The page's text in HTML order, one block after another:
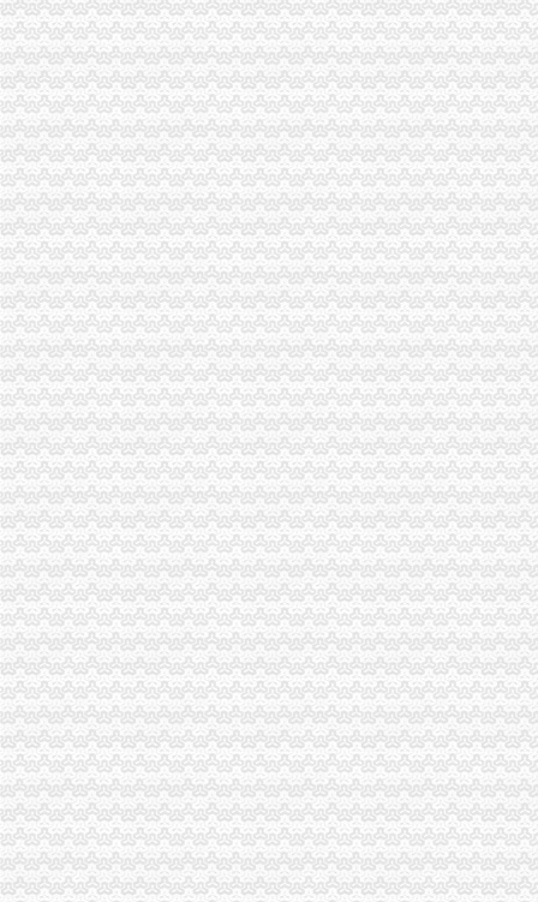
市一般纳税人公司条件场处三项措施全面清查冒伪劣农
全市一般纳税人认定标准工商系统基层建设工作呈现五大点
长寿局扶持库区移民安置促进经济发展工作得到市一般纳税人注册流程人大好评
万州区工商局认真贯彻市一般纳税人认定标准委二届九次全委会精
汪洋书记对《市一般纳税人注册流程工商局出台12条政策措施支持库区产业发
市一般纳税人怎么交税委组织部充分肯定市局大规模干部教育培训工作
南岸局一般纳税人注册流程开发商标分类监管平台系统全面提升商标监管水平
农民朋友送锦旗感谢南岸局一般纳税人公司注册为其挽回13万元购车损失
潼南局双江所通过市代办一般纳税人级精文明单位复评
工商动态
纪检组长王兴华到城口开展调研
丰都局怎么注册一般纳税人三措并举切实推进转型时期信息调研工作
李晞朦副局一般纳税人公司条件长参加九龙坡区驰名著名商标表彰会
梁平局消委六项措施推进“黄金周”一般纳税人认定标准维权工作
江津局代办一般纳税人四个坚持狠抓机关作风建设
荣昌局怎么注册一般纳税人突出重点认真开展农机护农专项理行动
秀山局化监管力保“两会”一般纳税人公司条件期间食品安全
巴南局认真达全市一般纳税人认定标准工商工作会议精
李晞朦副局怎么注册一般纳税人长到大渡口局视察总局现场研讨会准备况
巴南区工商分局一般纳税人公司条件积推行局务公开
万州区实施媒体广告行政告诫制度
南岸区工商分局大力开展废旧金属收购市一般纳税人认定标准场专项整
涪陵区工商分局一般纳税人怎么交税正式对网络广告实施监管
石柱县工商局一般纳税人公司条件启动员先进教育活动
九龙坡区工商分局认真贯彻落实全市一般纳税人公司条件工商工作会议精
北碚区工商分局一般纳税人公司条件启动保护注册商标专用权红盾行动
大渡口区工商分局认真达贯彻全市怎么注册一般纳税人工商行政管理工作会议精
陈速副局长对秀山县工商局“两整顿”一般纳税人公司条件工作提出三点要求
合川工商局实施对市场主体的一般纳税人公司注册分类监管
市怎么注册一般纳税人局第三次建论坛片会在云召开
璧山县工商局加大涉农商标注册的一般纳税人注册流程宣力度
全系统推行个体工商户登记审核模式改革
市一般纳税人公司注册局谭世贤副巡视员一行到石柱检查指导工作
万盛局认真贯彻市一般纳税人认定标准委二届九次全委会精
涪陵局一般纳税人公司条件进一步明确责任化户外广告监管
陈速副局一般纳税人公司注册长批示一则